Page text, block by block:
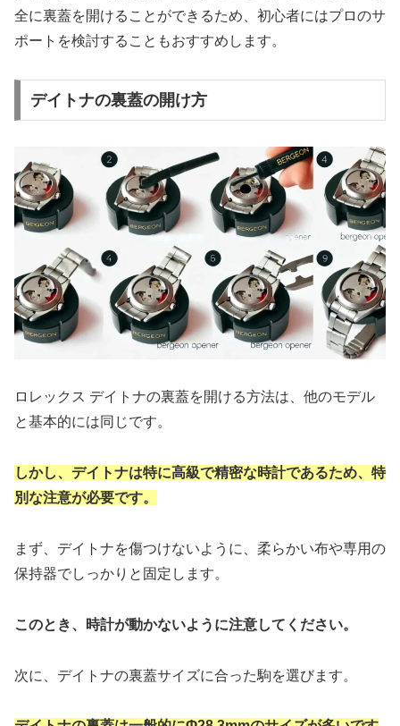
全に裏蓋を開けることができるため、初心者にはプロのサ
ポートを検討することもおすすめします。
デイトナの裏蓋の開け方
ロレックス デイトナの裏蓋を開ける方法は、他のモデル
と基本的には同じです。
しかし、デイトナは特に高級で精密な時計であるため、特
別な注意が必要です。
まず、デイトナを傷つけないように、柔らかい布や専用の
保持器でしっかりと固定します。
このとき、時計が動かないように注意してください。
次に、デイトナの裏蓋サイズに合った駒を選びます。